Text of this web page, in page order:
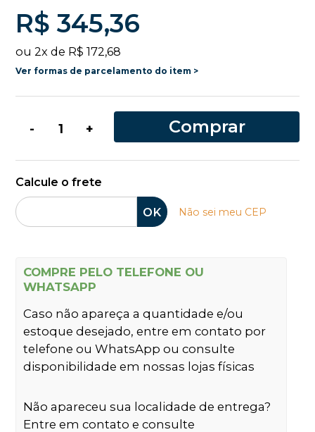
R$ 345,36
ou 2x de R$ 172,68
Ver formas de parcelamento do item >
- + Comprar
Calcule o frete
OK Não sei meu CEP
COMPRE PELO TELEFONE OU
WHATSAPP
Caso não apareça a quantidade e/ou
estoque desejado, entre em contato por
telefone ou WhatsApp ou consulte
disponibilidade em nossas lojas físicas
Não apareceu sua localidade de entrega?
Entre em contato e consulte